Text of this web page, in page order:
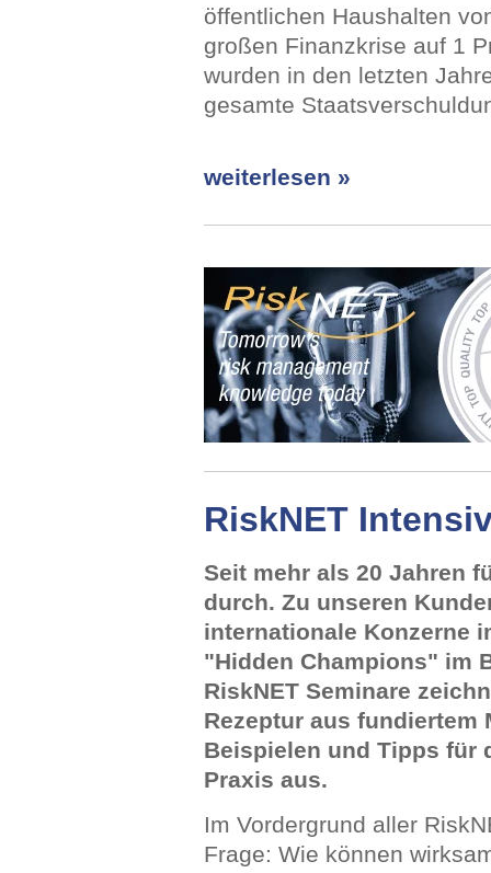
öffentlichen Haushalten
großen Finanzkrise auf 1
wurden in den letzten
gesamte
weiterlesen »
RiskNET
Seit mehr als 20 Jahren
durch. Zu unseren
internationale Konzerne
"Hidden Champions" im
RiskNET Seminare
Rezeptur aus fundiertem
Beispielen und Tipps für
Praxis aus.
Im Vordergrund aller
Frage: Wie können